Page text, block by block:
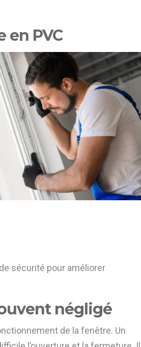
en PVC
sécurité pour améliorer
négligé
de la fenêtre. Un